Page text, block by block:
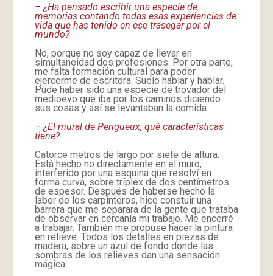
– ¿Ha pensado escribir una especie de
memorias contando todas esas experiencias de
vida que has tenido en ese trasegar por el
mundo?
No, porque no soy capaz de llevar en
simultaneidad dos profesiones. Por otra parte,
me falta formación cultural para poder
ejercerme de escritora. Suelo hablar y hablar.
Pude haber sido una especie de trovador del
medioevo que iba por los caminos diciendo
sus cosas y así se levantaban la comida.
– ¿El mural de Perigueux, qué características
tiene?
Catorce metros de largo por siete de altura.
Está hecho no directamente en el muro,
interferido por una esquina que resolví en
forma curva, sobre tríplex de dos centímetros
de espesor. Después de haberse hecho la
labor de los carpinteros, hice constuir una
barrera que me separara de la gente que trataba
de observar en cercanía mi trabajo. Me encerré
a trabajar. También me propuse hacer la pintura
en relieve. Todos los detalles en piezas de
madera, sobre un azul de fondo donde las
sombras de los relieves dan una sensación
mágica.